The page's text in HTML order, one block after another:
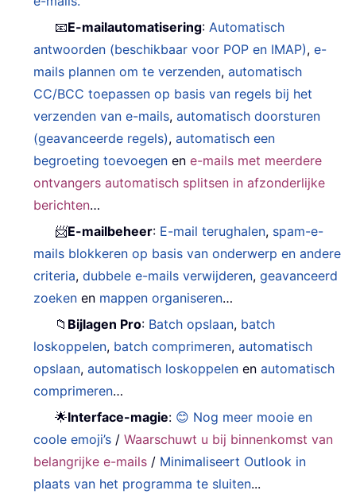
📧E-mailautomatisering: Automatisch
antwoorden (beschikbaar voor POP en IMAP),e-
mails plannen om te verzenden,automatisch
CC/BCC toepassen op basis van regels bij het
verzenden van e-mails,automatisch doorsturen
(geavanceerde regels),automatisch een
begroeting toevoegen ene-mails met meerdere
ontvangers automatisch splitsen in afzonderlijke
berichten…
📨E-mailbeheer: E-mail terughalen, spam-e-
mails blokkeren op basis van onderwerp en andere
criteria,dubbele e-mails verwijderen,geavanceerd
zoeken en mappen organiseren…
📁 Bijlagen Pro: Batch opslaan, batch
loskoppelen, batch comprimeren,automatisch
opslaan,automatisch loskoppelen enautomatisch
comprimeren…
🌟Interface-magie: 😊 Nog meer mooie en
coole emoji’s /Waarschuwt u bij binnenkomst van
belangrijke e-mails / Minimaliseert Outlook in
plaats van het programma te sluiten...